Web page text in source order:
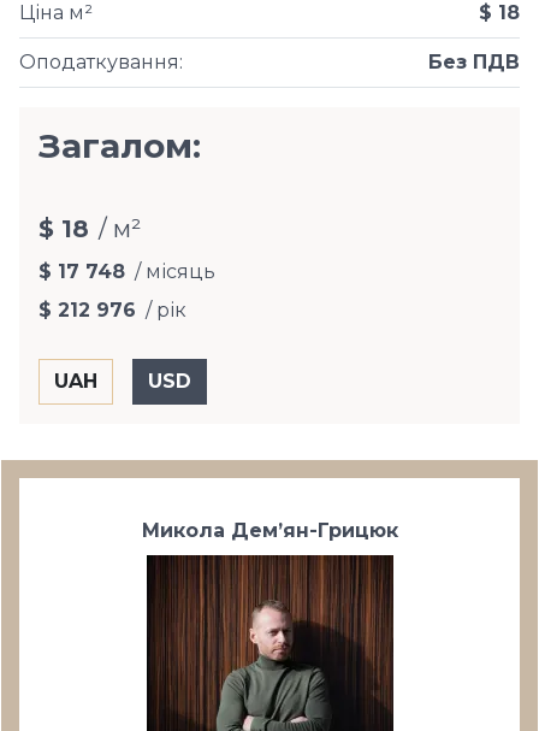
Оподаткування: Без ПДВ
Ціна м² $ 18
Загалом:
$ 18 / м²
$ 17 748 / місяць
$ 212 976 / рік
Микола Дем’ян-Грицюк